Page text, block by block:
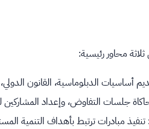
محاور رئيسية:
أساسيات الدبلوماسية، القانون
جلسات التفاوض، وإعداد
تنفيذ مبادرات ترتبط بأهداف التنمية